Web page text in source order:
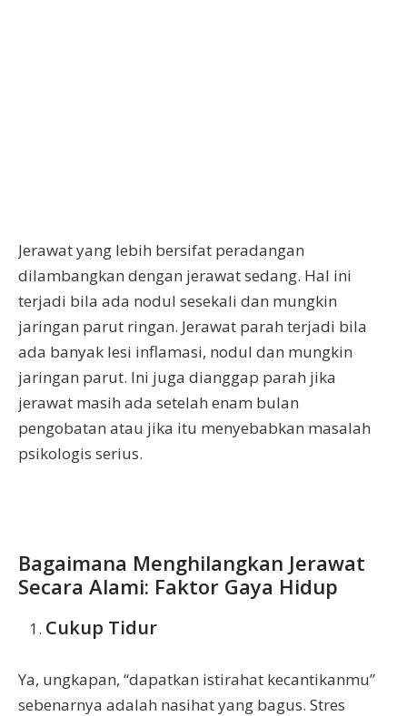
Jerawat yang lebih bersifat peradangan
dilambangkan dengan jerawat sedang. Hal ini
terjadi bila ada nodul sesekali dan mungkin
jaringan parut ringan. Jerawat parah terjadi bila
ada banyak lesi inflamasi, nodul dan mungkin
jaringan parut. Ini juga dianggap parah jika
jerawat masih ada setelah enam bulan
pengobatan atau jika itu menyebabkan masalah
psikologis serius.
Bagaimana Menghilangkan Jerawat
Secara Alami: Faktor Gaya Hidup
Cukup Tidur
Ya, ungkapan, “dapatkan istirahat kecantikanmu”
sebenarnya adalah nasihat yang bagus. Stres